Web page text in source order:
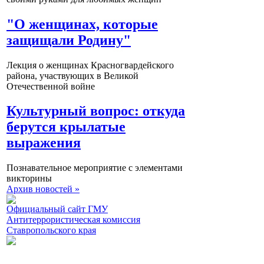
"О женщинах, которые
защищали Родину"
Лекция о женщинах Красногвардейского
района, участвующих в Великой
Отечественной войне
Культурный вопрос: откуда
берутся крылатые
выражения
Познавательное мероприятие с элементами
викторины
Архив новостей »
Официальный сайт ГМУ
Антитеррористическая комиссия
Ставропольского края